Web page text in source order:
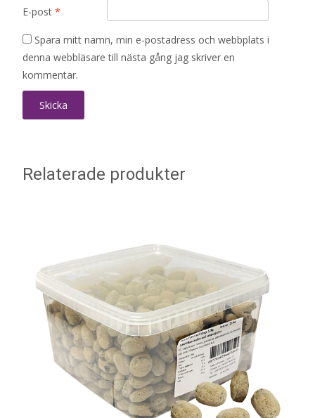
E-post *
Spara mitt namn, min e-postadress och webbplats i
denna webbläsare till nästa gång jag skriver en
kommentar.
Relaterade produkter